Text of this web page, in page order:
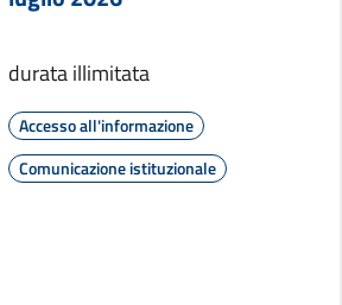
durata illimitata
Accesso all'informazione
Comunicazione istituzionale